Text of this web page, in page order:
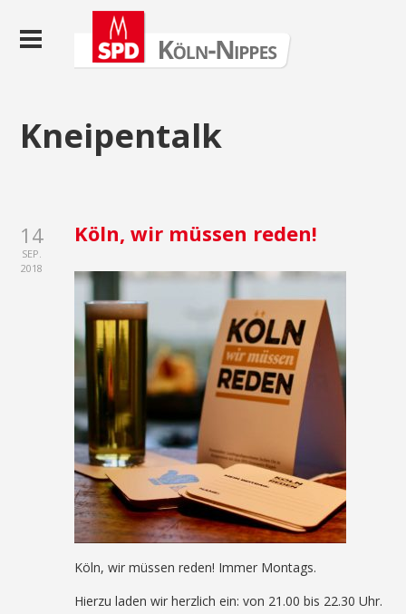
Kneipentalk
14
SEP.
2018
Köln, wir müssen reden!
Köln, wir müssen reden! Immer Montags.
Hierzu laden wir herzlich ein: von 21.00 bis 22.30 Uhr.